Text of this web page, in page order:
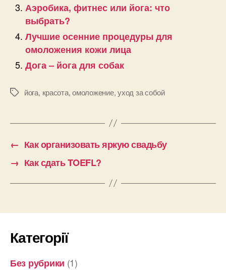
Аэробика, фитнес или йога: что
выбрать?
Лучшие осенние процедуры для
омоложения кожи лица
Дога – йога для собак
Позначки
йога, красота,омоложение,уход за собой
← Как организовать яркую свадьбу
→ Как сдать TOEFL?
Категорії
Без рубрики (1)